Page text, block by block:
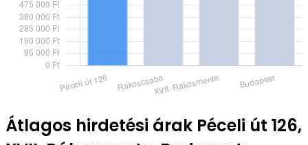
Átlagos hirdetési árak Péceli út 126,